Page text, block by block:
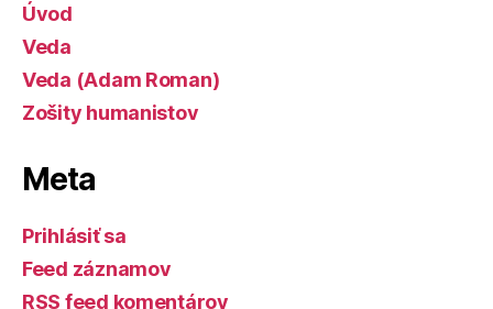
Úvod
Veda
Veda (Adam Roman)
Zošity humanistov
Meta
Prihlásiť sa
Feed záznamov
RSS feed komentárov